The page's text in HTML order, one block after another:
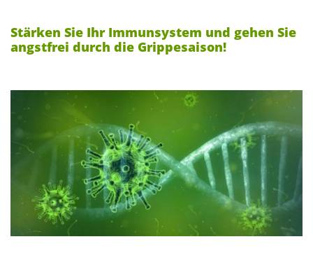
Stärken Sie Ihr Immunsystem und gehen Sie
angstfrei durch die Grippesaison!